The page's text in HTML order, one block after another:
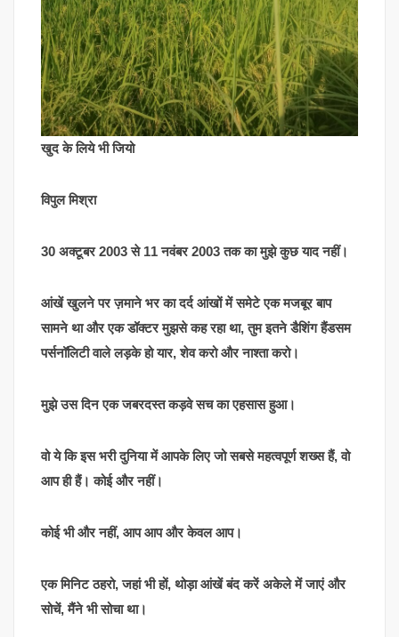
खुद के लिये भी जियो
विपुल मिश्रा
30 अक्टूबर 2003 से 11 नवंबर 2003 तक का मुझे कुछ याद नहीं।
आंखें खुलने पर ज़माने भर का दर्द आंखों में समेटे एक मजबूर बाप
सामने था और एक डॉक्टर मुझसे कह रहा था, तुम इतने डैशिंग हैंडसम
पर्सनॉलिटी वाले लड़के हो यार, शेव करो और नाश्ता करो।
मुझे उस दिन एक जबरदस्त कड़वे सच का एहसास हुआ।
वो ये कि इस भरी दुनिया में आपके लिए जो सबसे महत्वपूर्ण शख्स हैं, वो
आप ही हैं। कोई और नहीं।
कोई भी और नहीं, आप आप और केवल आप।
एक मिनिट ठहरो, जहां भी हों, थोड़ा आंखें बंद करें अकेले में जाएं और
सोचें, मैंने भी सोचा था।